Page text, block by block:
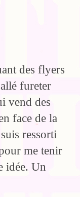
des flyers
fureter
vend des
face de la
ressorti
me tenir
idée. Un